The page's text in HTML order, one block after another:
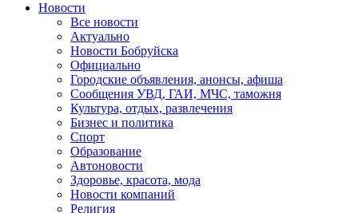
Новости
Все новости
Актуально
Новости Бобруйска
Официально
Городские объявления, анонсы, афиша
Сообщения УВД, ГАИ, МЧС, таможня
Культура, отдых, развлечения
Бизнес и политика
Спорт
Образование
Автоновости
Здоровье, красота, мода
Новости компаний
Религия